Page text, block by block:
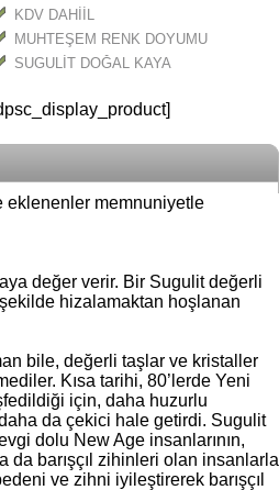
KDV DAHİİL
MUHTEŞEM RENK DOYUMU
SUGULİT DOĞAL KAYA
eklenenler memnuniyetle
değer verir. Bir Sugulit değerli
hizalamaktan hoşlanan
bile, değerli taşlar ve kristaller
Kısa tarihi, 80’lerde Yeni
için, daha huzurlu
da çekici hale getirdi. Sugulit
dolu New Age insanlarının,
da barışçıl zihinleri olan insanlarla
ve zihni iyileştirerek barışçıl